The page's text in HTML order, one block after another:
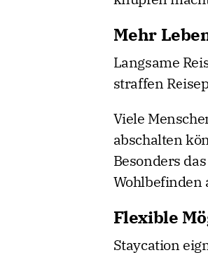
Mehr
Langsame
straffen
Viele
abschalten
Besonders
Wohlbefinden
Flexible
Staycation